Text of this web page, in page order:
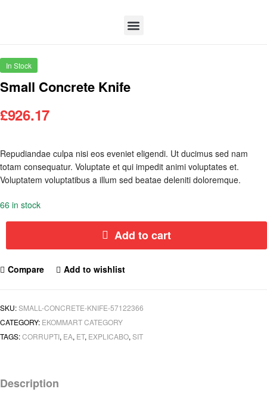
In Stock
Small Concrete Knife
£926.17
Repudiandae culpa nisi eos eveniet eligendi. Ut ducimus sed nam
totam consequatur. Voluptate et qui impedit animi voluptates et.
Voluptatem voluptatibus a illum sed beatae deleniti doloremque.
66 in stock
Add to cart
Compare Add to wishlist
SKU:SMALL-CONCRETE-KNIFE-57122366
CATEGORY: EKOMMART CATEGORY
TAGS:CORRUPTI, EA, ET, EXPLICABO, SIT
Description